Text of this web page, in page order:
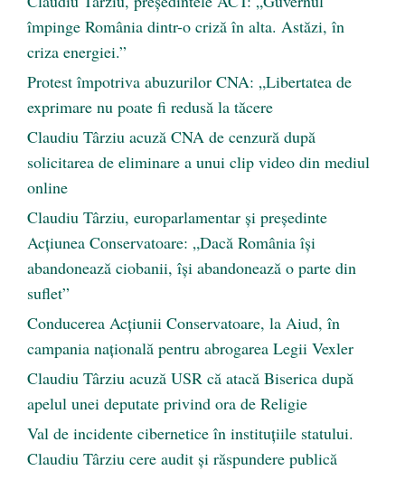
împinge România dintr-o criză în alta. Astăzi, în
criza energiei.”
Protest împotriva abuzurilor CNA: „Libertatea de
exprimare nu poate fi redusă la tăcere
Claudiu Târziu acuză CNA de cenzură după
solicitarea de eliminare a unui clip video din mediul
online
Claudiu Târziu, europarlamentar și președinte
Acțiunea Conservatoare: „Dacă România își
abandonează ciobanii, își abandonează o parte din
suflet”
Conducerea Acțiunii Conservatoare, la Aiud, în
campania națională pentru abrogarea Legii Vexler
Claudiu Târziu acuză USR că atacă Biserica după
apelul unei deputate privind ora de Religie
Val de incidente cibernetice în instituțiile statului.
Claudiu Târziu cere audit și răspundere publică